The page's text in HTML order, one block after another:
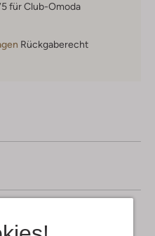
für Club-Omoda
Rückgaberecht
Look